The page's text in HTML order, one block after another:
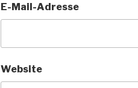
E-Mail-Adresse
Website